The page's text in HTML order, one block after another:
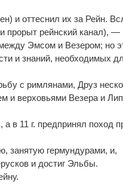
и оттеснил их за Рейн.
прорыт рейнский канал), —
Эмсом и Везером; но
и знаний, необходимых
с римлянами, Друз не
и верховьями Везера и
в 11 г. предпринял поход
занятую гермундурами, и,
и достиг Эльбы.